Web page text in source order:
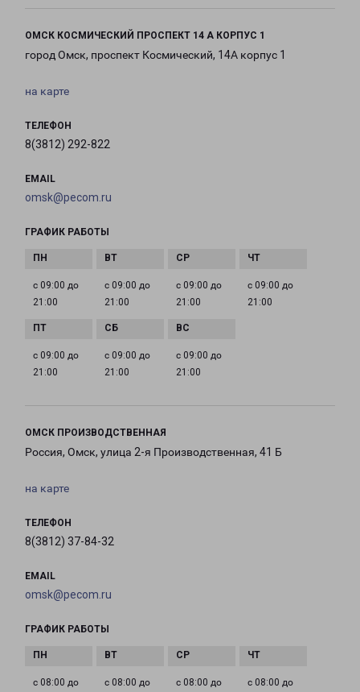
ОМСК КОСМИЧЕСКИЙ ПРОСПЕКТ 14 А КОРПУС 1
город Омск, проспект Космический, 14А корпус 1
на карте
ТЕЛЕФОН
8(3812) 292-822
EMAIL
omsk@pecom.ru
ГРАФИК РАБОТЫ
с 09:00 до
21:00
с 09:00 до
21:00
с 09:00 до
21:00
с 09:00 до
21:00
с 09:00 до
21:00
с 09:00 до
21:00
с 09:00 до
21:00
ОМСК ПРОИЗВОДСТВЕННАЯ
Россия, Омск, улица 2-я Производственная, 41 Б
на карте
ТЕЛЕФОН
8(3812) 37-84-32
EMAIL
omsk@pecom.ru
ГРАФИК РАБОТЫ
с 08:00 до
с 08:00 до
с 08:00 до
с 08:00 до